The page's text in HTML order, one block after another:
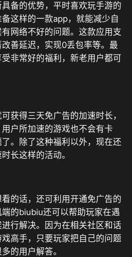
备的优势，平时喜欢玩手游的
这样的一款app，就能减少自
网络不好的问题。这款应用支
善延迟，实现0丢包率等。最
非常好的福利，新老用户都可
获得三天免广告的加速时长，
户所加速的游戏也不会有卡
。除了这种福利以外，现在还
长这样的活动。
的话，还可利用开通免广告的
的biubiu还可以帮助玩家在遇
行解决。因为在相关社区和话
高手，只要玩家把自己的问题
的用户解答。